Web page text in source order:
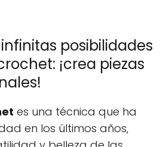
posibilidades
¡crea piezas
es una técnica que ha
en los últimos años,